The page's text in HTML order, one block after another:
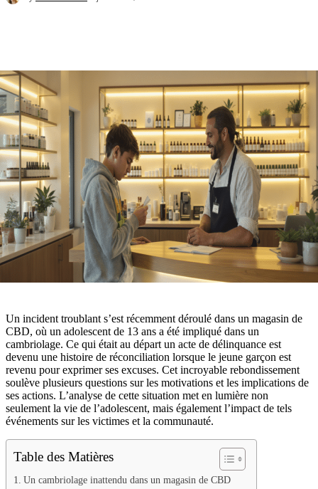
Un incident troublant s’est récemment déroulé dans un magasin de
CBD, où un adolescent de 13 ans a été impliqué dans un
cambriolage. Ce qui était au départ un acte de délinquance est
devenu une histoire de réconciliation lorsque le jeune garçon est
revenu pour exprimer ses excuses. Cet incroyable rebondissement
soulève plusieurs questions sur les motivations et les implications de
ses actions. L’analyse de cette situation met en lumière non
seulement la vie de l’adolescent, mais également l’impact de tels
événements sur les victimes et la communauté.
Table des Matières
Un cambriolage inattendu dans un magasin de CBD